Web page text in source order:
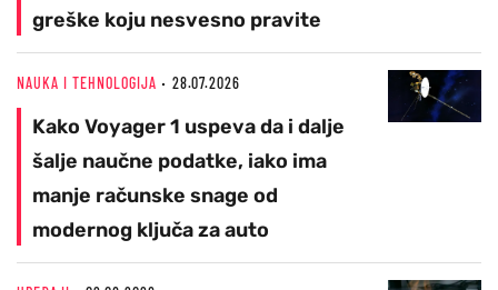
greške koju nesvesno pravite
NAUKA I TEHNOLOGIJA 28.07.2026
Kako Voyager 1 uspeva da i dalje
šalje naučne podatke, iako ima
manje računske snage od
modernog ključa za auto